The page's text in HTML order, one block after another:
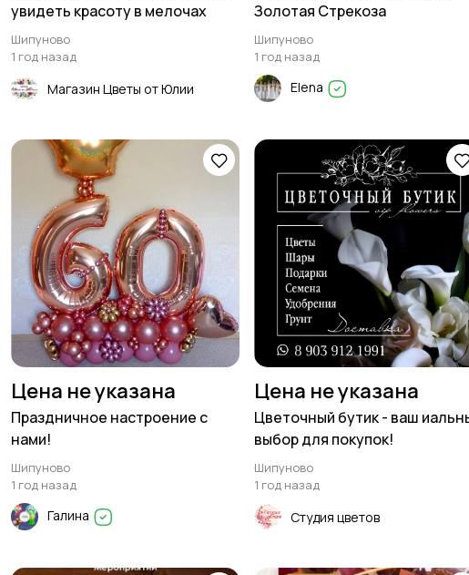
увидеть красоту в мелочах
Шипуново
1 год назад
Магазин Цветы от Юлии
Золотая Стрекоза
Шипуново
1 год назад
Elena
Цена не указана
Праздничное настроение с
нами!
Шипуново
1 год назад
Галина
Цена не указана
Цветочный бутик - ваш
выбор для покупок!
Шипуново
1 год назад
Студия цветов